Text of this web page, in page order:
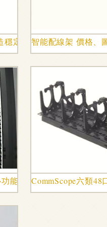
穩定傳輸的綜合布線核心
智能配線架 價格、
能解析CommScope六類